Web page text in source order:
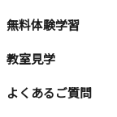
無料体験学習
教室見学
よくあるご質問